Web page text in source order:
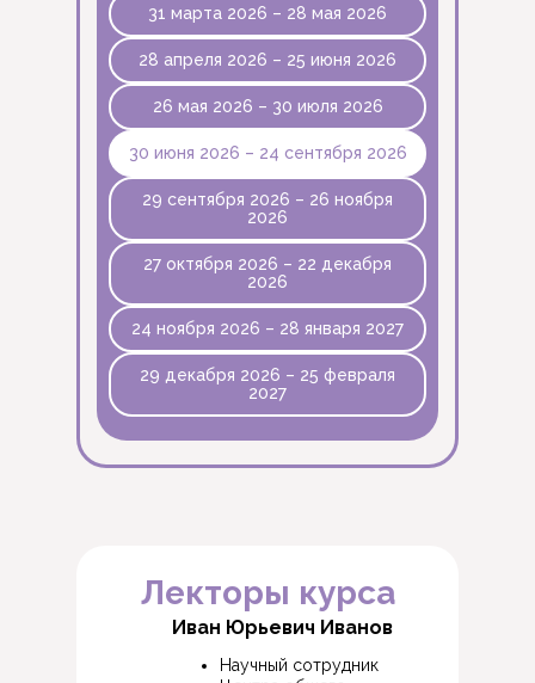
31 марта 2026 – 28 мая 2026
28 апреля 2026 – 25 июня 2026
26 мая 2026 – 30 июля 2026
30 июня 2026 – 24 сентября 2026
29 сентября 2026 – 26 ноября
2026
27 октября 2026 – 22 декабря
2026
24 ноября 2026 – 28 января 2027
29 декабря 2026 – 25 февраля
2027
Лекторы курса
Иван Юрьевич Иванов
Научный сотрудник